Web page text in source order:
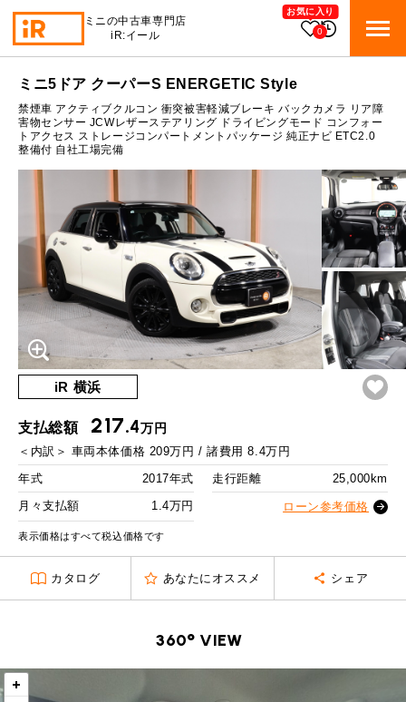
ミニの中古車専門店
iR:イール
お気に入り
0
ROVER MINI
TRADE 買取
TOP
iRの買取が他社よりも高い理由
売却手順
必要書類
iRで愛車を売却されたお客様の声
BMWミニ買取査定依頼
ローバーミニ買取査定依頼
MAINTENANCE メンテナンス
TOP
BMWミニ メンテナンス
ローバーミニ メンテナンス
最近の修理実績
BLOG & MEDIA ブログ＆メディア
TOP
User's Voice 購入者様の声
Part's Report パーツ販売のご案内
Movie 動画一覧
MINI KNOWLEDGE ミニナレッジ
TOP
BMWミニナレッジ
ローバーミニナレッジ
ABOUT iR iRについて
スタッフ紹介
MAP
リクルート
RECRUIT 採用情報
お知らせ
営業時間
10:00～18:00
定休日
月曜日（祝日の場合は火曜日）
ローン参考価格
通常ローンの場合
月々支払額
総支払額 259.8 万円
頭金 30 万円
支払回数 84 回
ボーナス支払回数/年 2 回
内訳
21,394 円
2回目以降
ボーナス月追加額
ボーナス月数 14 回
残価ローンの場合
月々支払額 1.4 万円
残価
ミニ5ドア クーパーS ENERGETIC Style
禁煙車 アクティブクルコン 衝突被害軽減ブレーキ バックカメラ リア障
害物センサー JCWレザーステアリング ドライビングモード コンフォー
トアクセス ストレージコンパートメントパッケージ 純正ナビ ETC2.0
整備付 自社工場完備
iR 横浜
支払総額 217.4万円
＜内訳＞ 車両本体価格 209万円 / 諸費用8.4万円
年式
2017年式 走行距離
25,000km
月々支払額
1.4万円 ローン参考価格
表示価格はすべて税込価格です
カタログ あなたにオススメ シェア
360° VIEW